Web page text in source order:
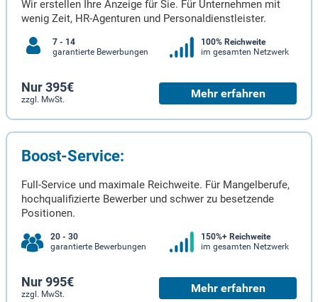
Wir erstellen Ihre Anzeige für Sie. Für Unternehmen mit
wenig Zeit, HR-Agenturen und Personaldienstleister.
7 - 14
garantierte Bewerbungen
100% Reichweite
im gesamten Netzwerk
Nur 395€
zzgl. MwSt. Mehr erfahren
Boost-Service:
Full-Service und maximale Reichweite. Für Mangelberufe,
hochqualifizierte Bewerber und schwer zu besetzende
Positionen.
20 - 30
garantierte Bewerbungen
150%+ Reichweite
im gesamten Netzwerk
Nur 995€
zzgl. MwSt. Mehr erfahren